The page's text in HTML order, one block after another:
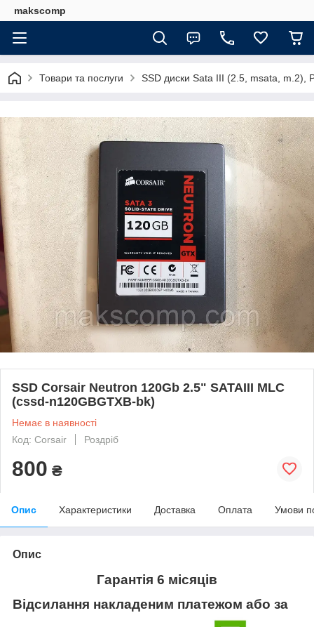
makscomp
Товари та послуги SSD диски Sata III (2.5, msata, m.2),
SSD Corsair Neutron 120Gb 2.5" SATAIII MLC
(cssd-n120GBGTXB-bk)
Немає в наявності
Код: Corsair
Роздріб
800 ₴
Опис Характеристики Доставка Оплата Умови
Опис
Гарантія 6 місяців
Відсилання накладеним платежом або за